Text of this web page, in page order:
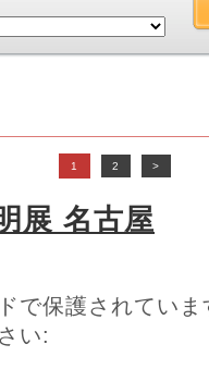
1 2 >
展 名古屋
で保護されてい
い: